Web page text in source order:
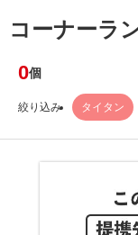
コーナーラ
0個
絞り込み タイタン